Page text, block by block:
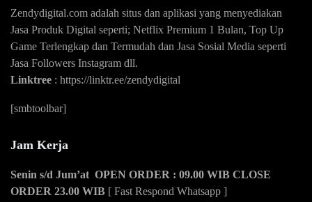
Zendydigital.com adalah situs dan aplikasi yang menyediakan
Jasa Produk Digital seperti; Netflix Premium 1 Bulan, Top Up
Game Terlengkap dan Termudah dan Jasa Sosial Media seperti
Jasa Followers Instagram dll.
Linktree : https://linktr.ee/zendydigital
[smbtoolbar]
Jam Kerja
Senin s/d Jum’at OPEN ORDER : 09.00 WIB CLOSE
ORDER 23.00 WIB [ Fast Respond Whatsapp ]